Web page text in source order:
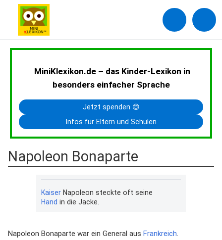
MiniKlexikon.de – das Kinder-Lexikon in
besonders einfacher Sprache
Jetzt spenden 😊
Infos für Eltern und Schulen
Napoleon Bonaparte
KaiserNapoleon steckte oft seine
Hand in die Jacke.
Napoleon Bonaparte war ein General aus Frankreich.